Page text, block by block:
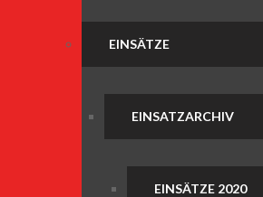
EINSÄTZE
EINSATZARCHIV
EINSÄTZE 2020